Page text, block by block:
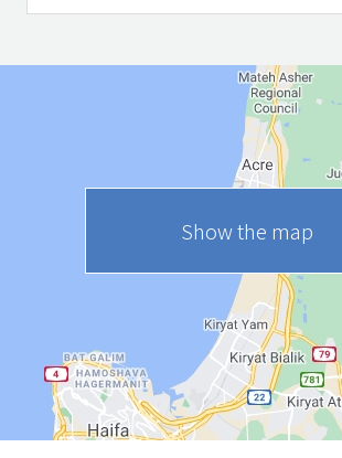
Show the map